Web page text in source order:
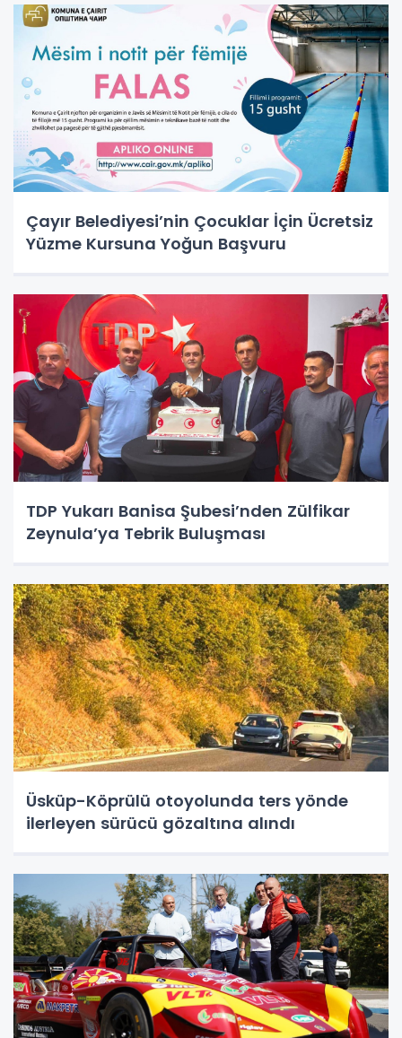
Çayır Belediyesi’nin Çocuklar İçin Ücretsiz
Yüzme Kursuna Yoğun Başvuru
TDP Yukarı Banisa Şubesi’nden Zülfikar
Zeynula’ya Tebrik Buluşması
Üsküp-Köprülü otoyolunda ters yönde
ilerleyen sürücü gözaltına alındı